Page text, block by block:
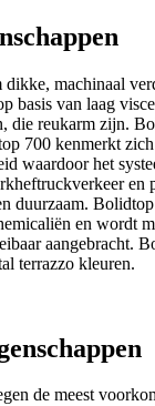
machinaal
basis van laag
die reukarm zijn.
700 kenmerkt
waardoor het
en
duurzaam.
en wordt
aangebracht.
terrazzo kleuren.
de meest